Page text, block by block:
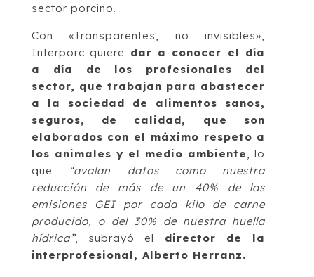
sector porcino.
Con «Transparentes, no invisibles»,
Interporc quiere dar a conocer el día
a día de los profesionales del
sector, que trabajan para abastecer
a la sociedad de alimentos sanos,
seguros, de calidad, que son
elaborados con el máximo respeto a
los animales y el medio ambiente
, lo
que
“avalan datos como nuestra
reducción de más de un 40% de las
emisiones GEI por cada kilo de carne
producido, o del 30% de nuestra huella
hídrica”, subrayó el
director de la
interprofesional, Alberto Herranz.